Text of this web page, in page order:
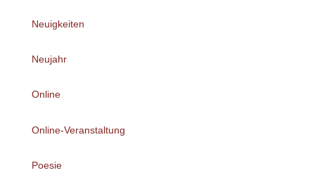
Neuigkeiten
Neujahr
Online
Online-Veranstaltung
Poesie